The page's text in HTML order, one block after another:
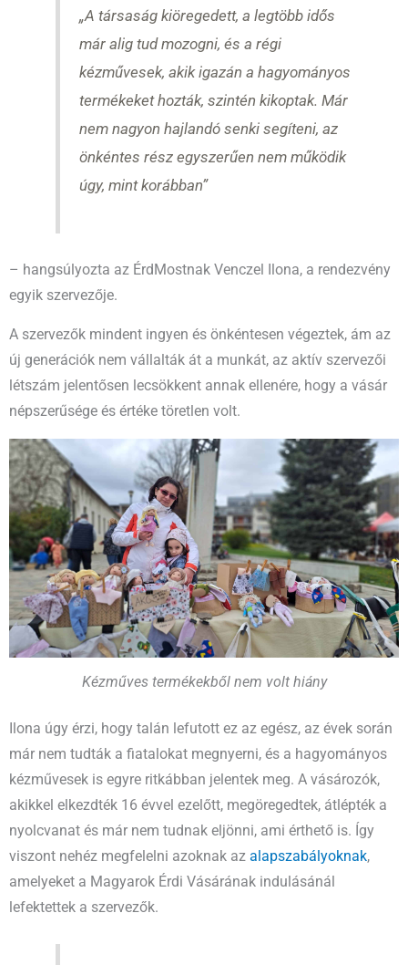
„A társaság kiöregedett, a legtöbb idős
már alig tud mozogni, és a régi
kézművesek, akik igazán a hagyományos
termékeket hozták, szintén kikoptak. Már
nem nagyon hajlandó senki segíteni, az
önkéntes rész egyszerűen nem működik
úgy, mint korábban”
– hangsúlyozta az ÉrdMostnak Venczel Ilona, a rendezvény
egyik szervezője.
A szervezők mindent ingyen és önkéntesen végeztek, ám az
új generációk nem vállalták át a munkát, az aktív szervezői
létszám jelentősen lecsökkent annak ellenére, hogy a vásár
népszerűsége és értéke töretlen volt.
Kézműves termékekből nem volt hiány
Ilona úgy érzi, hogy talán lefutott ez az egész, az évek során
már nem tudták a fiatalokat megnyerni, és a hagyományos
kézművesek is egyre ritkábban jelentek meg. A vásározók,
akikkel elkezdték 16 évvel ezelőtt, megöregedtek, átlépték a
nyolcvanat és már nem tudnak eljönni, ami érthető is. Így
viszont nehéz megfelelni azoknak az alapszabályoknak,
amelyeket a Magyarok Érdi Vásárának indulásánál
lefektettek a szervezők.